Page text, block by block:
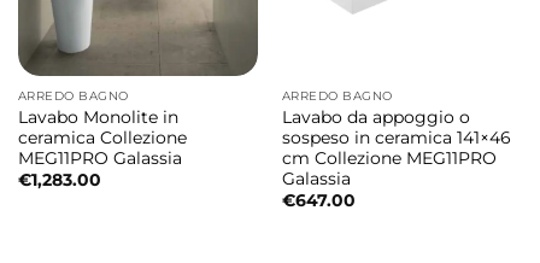
ARREDO BAGNO
Lavabo Monolite in
ceramica Collezione
MEG11PRO Galassia
€1,283.00
ARREDO BAGNO
Lavabo da appoggio o
sospeso in ceramica 141×46
cm Collezione MEG11PRO
Galassia
€647.00